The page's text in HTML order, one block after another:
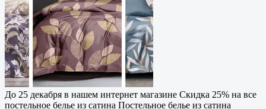
До 25 декабря в нашем интернет магазине Cкидка 25% на все
постельное белье из сатина Постельное белье из сатина